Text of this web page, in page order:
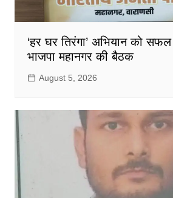
‘हर घर तिरंगा’ अभियान को
भाजपा महानगर की बैठक
August 5, 2026